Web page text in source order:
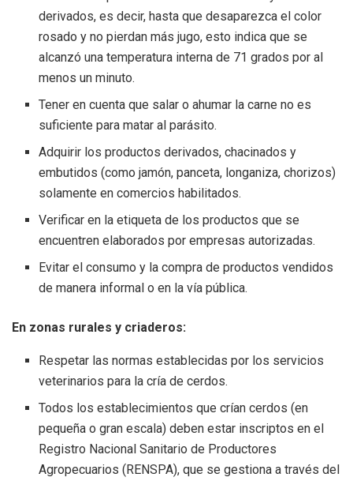
derivados, es decir, hasta que desaparezca el color
rosado y no pierdan más jugo, esto indica que se
alcanzó una temperatura interna de 71 grados por al
menos un minuto.
Tener en cuenta que salar o ahumar la carne no es
suficiente para matar al parásito.
Adquirir los productos derivados, chacinados y
embutidos (como jamón, panceta, longaniza, chorizos)
solamente en comercios habilitados.
Verificar en la etiqueta de los productos que se
encuentren elaborados por empresas autorizadas.
Evitar el consumo y la compra de productos vendidos
de manera informal o en la vía pública.
En zonas rurales y criaderos:
Respetar las normas establecidas por los servicios
veterinarios para la cría de cerdos.
Todos los establecimientos que crían cerdos (en
pequeña o gran escala) deben estar inscriptos en el
Registro Nacional Sanitario de Productores
Agropecuarios (RENSPA), que se gestiona a través del